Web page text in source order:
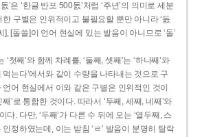
’은 ‘한글 반포 500돐’처럼 ‘주년’의 의미로 세분
구별은 인위적이고 불필요할 뿐만 아니라 ‘돐
], [돌쓸]이 언어 현실에 있는 발음이 아니므로 ‘돌’
첫째’와 함께 차례를, ‘둘째, 셋째’는 ‘하나째’와
먹는다’에서와 같이 수량을 나타내는 것으로 구
어 현실에서 이와 같은 구별은 인위적인 것이
’로 통합한 것이다. 따라서 ‘두째, 세째, 네째’와
다. 다만, ‘두째’가 다른 수 뒤에 오는 ‘열두째, 스
인정하였는데, 이는 받침 ‘ㄹ’ 발음이 분명히 탈락